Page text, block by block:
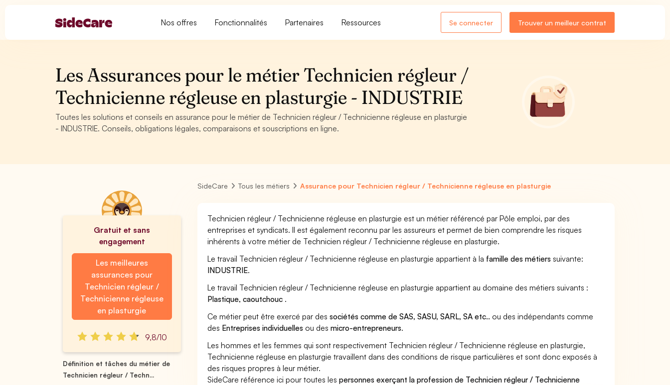
Nos offres Fonctionnalités Partenaires Ressources Se connecter Trouver un meilleur contrat
Les Assurances pour le métier Technicien régleur /
Technicienne régleuse en plasturgie - INDUSTRIE
Toutes les solutions et conseils en assurance pour le métier de Technicien régleur / Technicienne régleuse en plasturgie
- INDUSTRIE. Conseils, obligations légales, comparaisons et souscriptions en ligne.
Gratuit et sans
engagement
Les meilleures
assurances pour
Technicien régleur /
Technicienne régleuse
en plasturgie
9,8/10
Définition et tâches du métier de
Technicien régleur / Techn...
SideCare Tous les métiers Assurance pour Technicien régleur / Technicienne régleuse en plasturgie
Technicien régleur / Technicienne régleuse en plasturgie est un métier référencé par Pôle emploi, par des
entreprises et syndicats. Il est également reconnu par les assureurs et permet de bien comprendre les risques
inhérents à votre métier de Technicien régleur / Technicienne régleuse en plasturgie.
Le travail Technicien régleur / Technicienne régleuse en plasturgie appartient à la famille des métiers suivante:
INDUSTRIE.
Le travail Technicien régleur / Technicienne régleuse en plasturgie appartient au domaine des métiers suivants :
Plastique, caoutchouc .
Ce métier peut être exercé par dessociétés comme de SAS, SASU, SARL, SA etc.. ou des indépendants comme
des Entreprises individuelles ou desmicro-entrepreneurs.
Les hommes et les femmes qui sont respectivement Technicien régleur / Technicienne régleuse en plasturgie,
Technicienne régleuse en plasturgie travaillent dans des conditions de risque particulières et sont donc exposés à
des risques propres à leur métier.
SideCare référence ici pour toutes lespersonnes exerçant la profession de Technicien régleur / Technicienne